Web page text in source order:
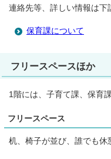
連絡先等、詳しい情報は下
保育課について
フリースペースほか
1階には、子育て課、保育
フリースペース
机、椅子が並び、誰でも休